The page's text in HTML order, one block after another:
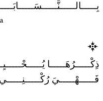
ذِكْـــــرُهَـــــا
فَـــــهْـــــيَ